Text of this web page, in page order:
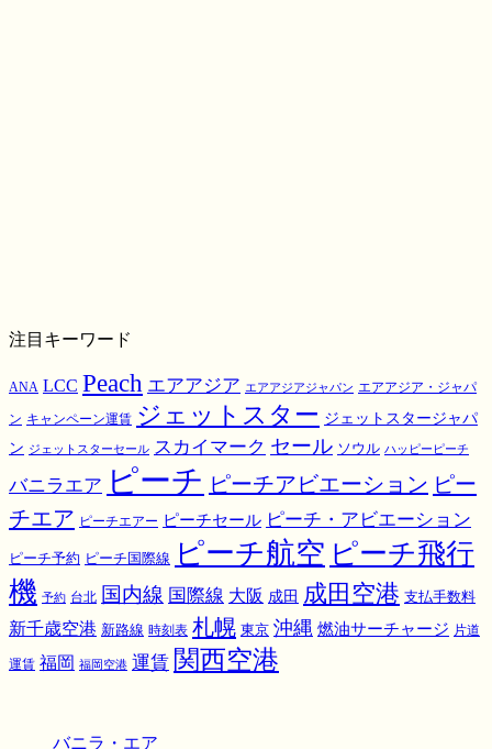
注目キーワード
ANA LCC Peach エアアジア エアアジアジャパン エアアジア・ジャパ
ン キャンペーン運賃 ジェットスター ジェットスタージャパ
ン ジェットスターセール スカイマーク セール ソウル ハッピーピーチ
バニラエア ピーチ ピーチアビエーション ピー
チエア ピーチエアー ピーチセール ピーチ・アビエーション
ピーチ予約 ピーチ国際線 ピーチ航空 ピーチ飛行
機 予約 台北 国内線 国際線 大阪 成田 成田空港 支払手数料
新千歳空港 新路線 時刻表 札幌 東京 沖縄 燃油サーチャージ 片道
運賃 福岡 福岡空港 運賃 関西空港
バニラ・エア